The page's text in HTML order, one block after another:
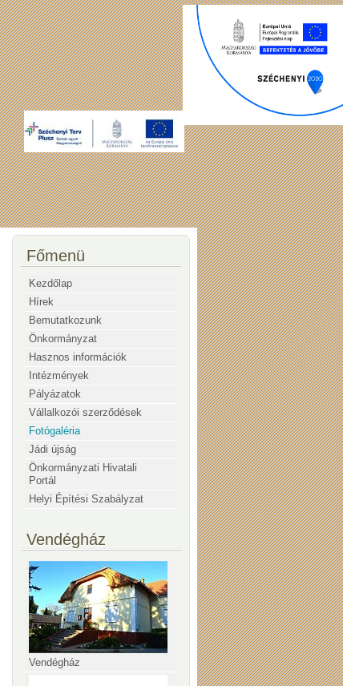
Főmenü
Kezdőlap
Hírek
Bemutatkozunk
Önkormányzat
Hasznos információk
Intézmények
Pályázatok
Vállalkozói szerződések
Fotógaléria
Jádi újság
Önkormányzati Hivatali
Portál
Helyi Építési Szabályzat
Vendégház
Vendégház